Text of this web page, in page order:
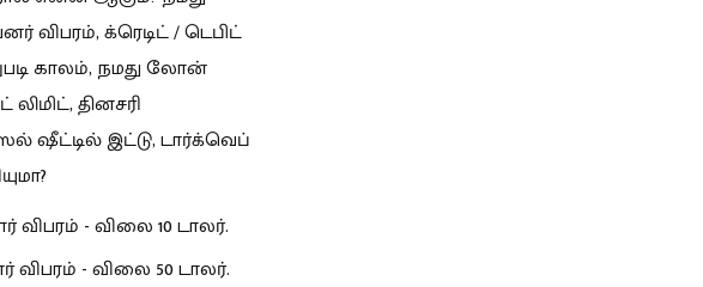
விபரம், க்ரெடிட் / டெபிட்
காலம், நமது லோன்
தினசரி
ஷீட்டில் இட்டு, டார்க்வெப்
விபரம் - விலை 10 டாலர்.
விபரம் - விலை 50 டாலர்.